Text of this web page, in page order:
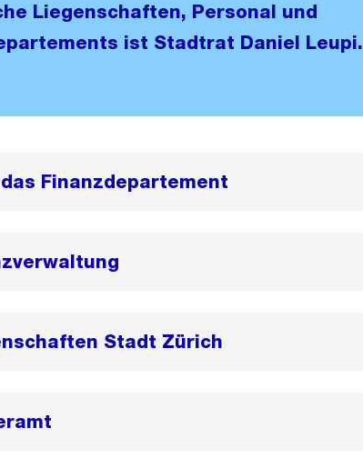
Liegenschaften, Personal und
ist Stadtrat Daniel Leupi.
Finanzdepartement
Stadt Zürich